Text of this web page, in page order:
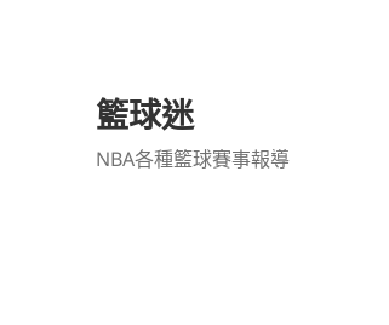
籃球迷
NBA各種籃球賽事報導